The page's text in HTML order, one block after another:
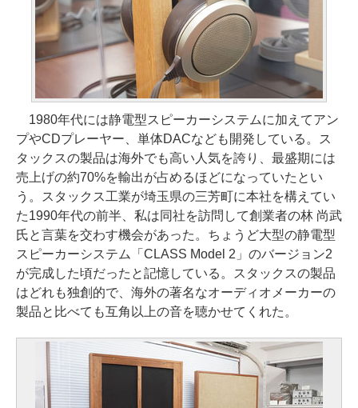
1980年代には静電型スピーカーシステムに加えてアン
プやCDプレーヤー、単体DACなども開発している。ス
タックスの製品は海外でも高い人気を誇り、最盛期には
売上げの約70%を輸出が占めるほどになっていたとい
う。スタックス工業が埼玉県の三芳町に本社を構えてい
た1990年代の前半、私は同社を訪問して創業者の林 尚武
氏と言葉を交わす機会があった。ちょうど大型の静電型
スピーカーシステム「CLASS Model 2」のバージョン2
が完成した頃だったと記憶している。スタックスの製品
はどれも独創的で、海外の著名なオーディオメーカーの
製品と比べても互角以上の音を聴かせてくれた。